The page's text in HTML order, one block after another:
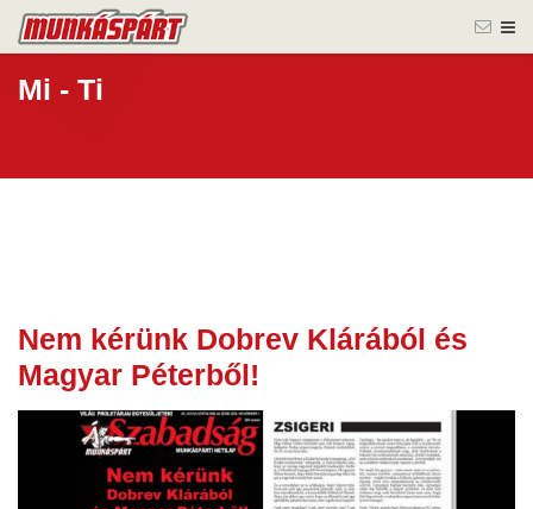
Mi - Ti
2025
Nem kérünk Dobrev Klárából és
Magyar Péterből!